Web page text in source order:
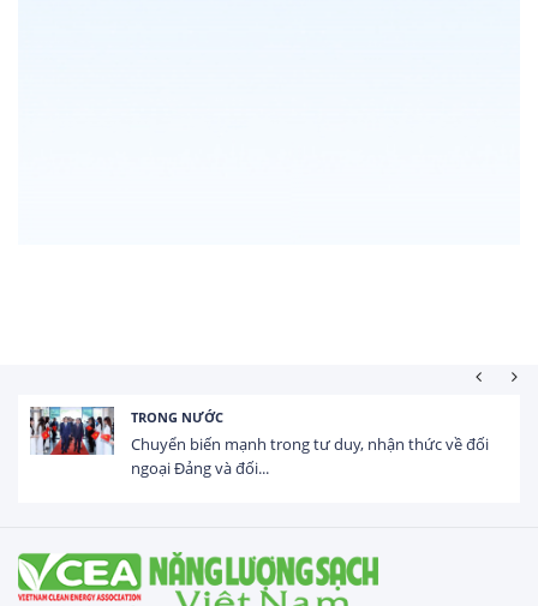
HOẠT ĐỘNG ĐẦU TƯ
Tổng vốn FDI đăng ký vào Việt Nam đạt gần 25 tỷ
USD trong 5 tháng...